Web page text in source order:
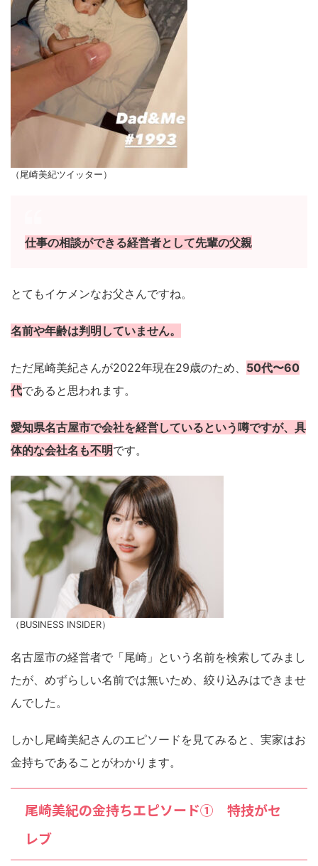
（尾崎美紀ツイッター）
仕事の相談ができる経営者として先輩の父親
とてもイケメンなお父さんですね。
名前や年齢は判明していません。
ただ尾崎美紀さんが2022年現在29歳のため、 50代〜60
代であると思われます。
愛知県名古屋市で会社を経営しているという噂ですが、具
体的な会社名も不明です。
（BUSINESS INSIDER）
名古屋市の経営者で「尾崎」という名前を検索してみまし
たが、めずらしい名前では無いため、絞り込みはできませ
んでした。
しかし尾崎美紀さんのエピソードを見てみると、実家はお
金持ちであることがわかります。
尾崎美紀の金持ちエピソード① 特技がセ
レブ